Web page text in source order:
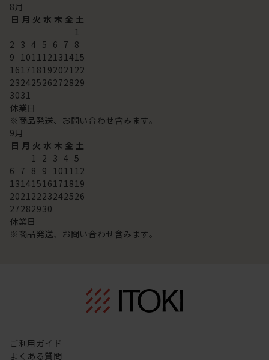
8月
日 月 火 水 木 金 土
1
2 3 4 5 6 7 8
9 101112131415
16171819202122
23242526272829
3031
休業日
※商品発送、お問い合わせ含みます。
9月
日 月 火 水 木 金 土
1 2 3 4 5
6 7 8 9 101112
13141516171819
20212223242526
27282930
休業日
※商品発送、お問い合わせ含みます。
ご利用ガイド
よくある質問